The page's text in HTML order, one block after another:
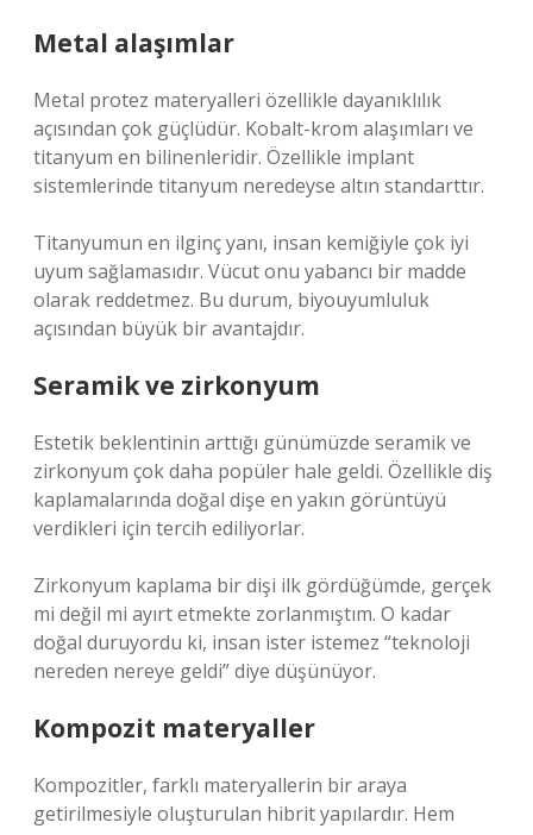
Metal alaşımlar
Metal protez materyalleri özellikle dayanıklılık
açısından çok güçlüdür. Kobalt-krom alaşımları ve
titanyum en bilinenleridir. Özellikle implant
sistemlerinde titanyum neredeyse altın standarttır.
Titanyumun en ilginç yanı, insan kemiğiyle çok iyi
uyum sağlamasıdır. Vücut onu yabancı bir madde
olarak reddetmez. Bu durum, biyouyumluluk
açısından büyük bir avantajdır.
Seramik ve zirkonyum
Estetik beklentinin arttığı günümüzde seramik ve
zirkonyum çok daha popüler hale geldi. Özellikle diş
kaplamalarında doğal dişe en yakın görüntüyü
verdikleri için tercih ediliyorlar.
Zirkonyum kaplama bir dişi ilk gördüğümde, gerçek
mi değil mi ayırt etmekte zorlanmıştım. O kadar
doğal duruyordu ki, insan ister istemez “teknoloji
nereden nereye geldi” diye düşünüyor.
Kompozit materyaller
Kompozitler, farklı materyallerin bir araya
getirilmesiyle oluşturulan hibrit yapılardır. Hem